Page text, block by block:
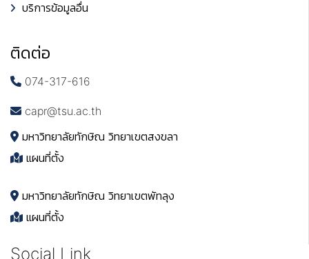
บริการข้อมูลอื่น
ติดต่อ
074-317-616
capr@tsu.ac.th
มหาวิทยาลัยทักษิณ วิทยาเขตสงขลา
แผนที่ตั้ง
มหาวิทยาลัยทักษิณ วิทยาเขตพัทลุง
แผนที่ตั้ง
Social Link